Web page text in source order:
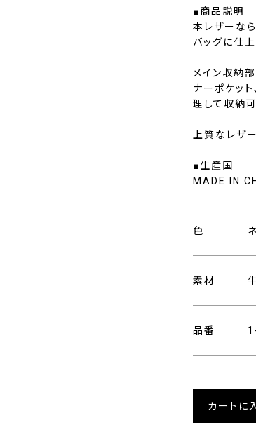
■商品説明
本レザーな
バッグに仕
メイン収納
ナーポケッ
理して収納可
上質なレザ
■生産国
MADE IN
色
素材
品番
カートに